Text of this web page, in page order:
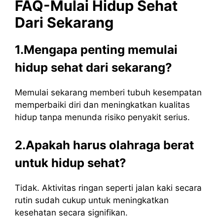
FAQ-Mulai Hidup Sehat
Dari Sekarang
1.Mengapa penting memulai
hidup sehat dari sekarang?
Memulai sekarang memberi tubuh kesempatan
memperbaiki diri dan meningkatkan kualitas
hidup tanpa menunda risiko penyakit serius.
2.Apakah harus olahraga berat
untuk hidup sehat?
Tidak. Aktivitas ringan seperti jalan kaki secara
rutin sudah cukup untuk meningkatkan
kesehatan secara signifikan.